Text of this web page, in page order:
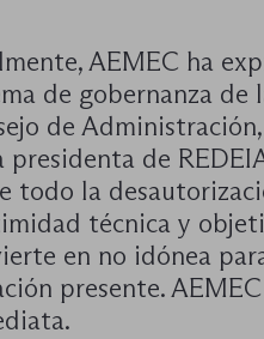
AEMEC ha
de gobernanza de
de
presidenta de
todo la
técnica y
en no idónea
presente.